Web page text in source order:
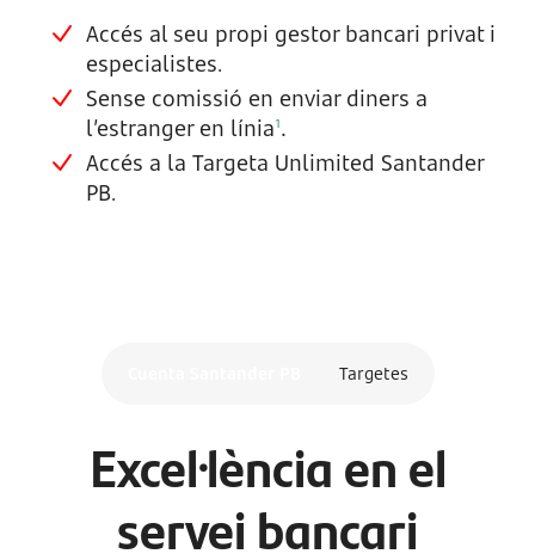
Accés al seu propi gestor bancari privat i
especialistes.
Sense comissió en enviar diners a
l’estranger en línia1.
Accés a la Targeta Unlimited Santander
PB.
Targetes
Excel·lència en el
servei bancari